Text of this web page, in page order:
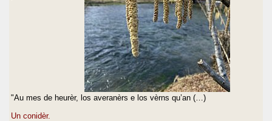
"Au mes de heurèr, los averanèrs e los vèrns qu’an (…)
Un conidèr.